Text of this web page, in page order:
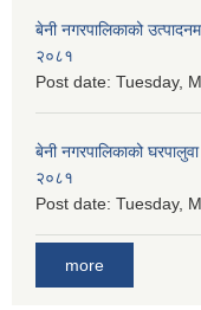
बेनी नगरपालिकाको
२०८१
Post date: Tuesday,
बेनी नगरपालिकाको
२०८१
Post date: Tuesday,
more